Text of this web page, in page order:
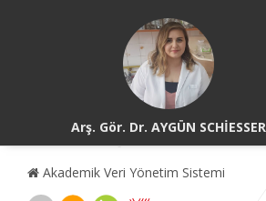
Arş. Gör. Dr. AYGÜN SCHİESSER
Akademik Veri Yönetim Sistemi